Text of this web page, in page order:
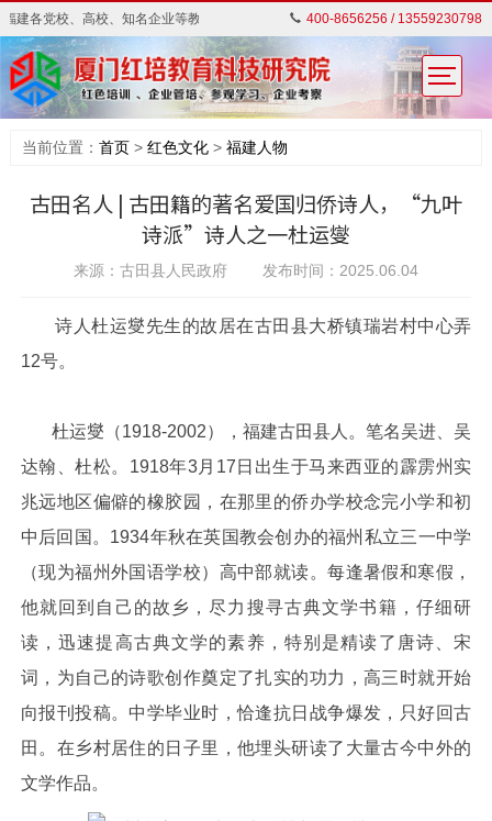
校、高校、知名企业等教学资源,对外开展红色教育培训。400-8656256 / 13559230798
当前位置： 首页> 红色文化> 福建人物
古田名人 | 古田籍的著名爱国归侨诗人，“九叶
诗派”诗人之一杜运燮
来源：古田县人民政府 发布时间：2025.06.04
诗人杜运燮先生的故居在古田县大桥镇瑞岩村中心弄
12号。
杜运燮（1918-2002），福建古田县人。笔名吴进、吴
达翰、杜松。1918年3月17日出生于马来西亚的霹雳州实
兆远地区偏僻的橡胶园，在那里的侨办学校念完小学和初
中后回国。1934年秋在英国教会创办的福州私立三一中学
（现为福州外国语学校）高中部就读。每逢暑假和寒假，
他就回到自己的故乡，尽力搜寻古典文学书籍，仔细研
读，迅速提高古典文学的素养，特别是精读了唐诗、宋
词，为自己的诗歌创作奠定了扎实的功力，高三时就开始
向报刊投稿。中学毕业时，恰逢抗日战争爆发，只好回古
田。在乡村居住的日子里，他埋头研读了大量古今中外的
文学作品。